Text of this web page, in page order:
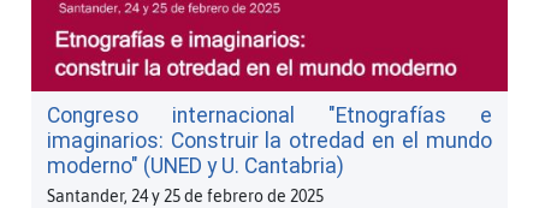
Congreso internacional "Etnografías e
imaginarios: Construir la otredad en el mundo
moderno" (UNED y U. Cantabria)
Santander, 24 y 25 de febrero de 2025